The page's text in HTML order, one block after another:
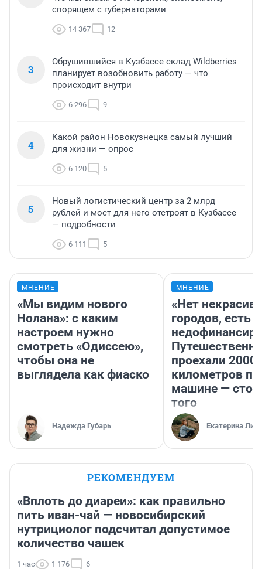
спорящем с губернаторами
14 367 12
3
Обрушившийся в Кузбассе склад Wildberries
планирует возобновить работу — что
происходит внутри
6 296 9
4
Какой район Новокузнецка самый лучший
для жизни — опрос
6 120 5
5
Новый логистический центр за 2 млрд
рублей и мост для него отстроят в Кузбассе
— подробности
6 111 5
МНЕНИЕ
«Мы видим нового
Нолана»: с каким
настроем нужно
смотреть «Одиссею»,
чтобы она не
выглядела как фиаско
Надежда Губарь
МНЕНИЕ
«Нет
городов, есть
проехали 2000
километров по
машине —
того
Екатерина
РЕКОМЕНДУЕМ
«Вплоть до диареи»: как правильно
пить иван-чай — новосибирский
нутрициолог подсчитал допустимое
количество чашек
1 час 1 176 6